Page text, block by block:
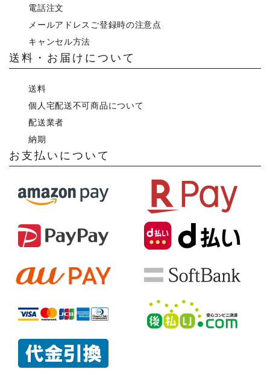
電話注文
メールアドレスご登録時の注意点
キャンセル方法
送料・お届けについて
送料
個人宅配送不可商品について
配送業者
納期
お支払いについて